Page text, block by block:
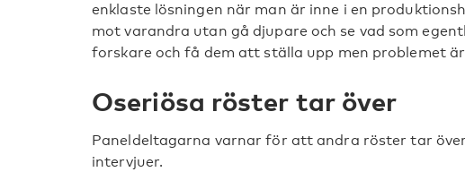
enklaste lösningen när man är inne i en
mot varandra utan gå djupare och se vad som
forskare och få dem att ställa upp men problemet
Oseriösa röster tar över
Paneldeltagarna varnar för att andra röster tar
intervjuer.